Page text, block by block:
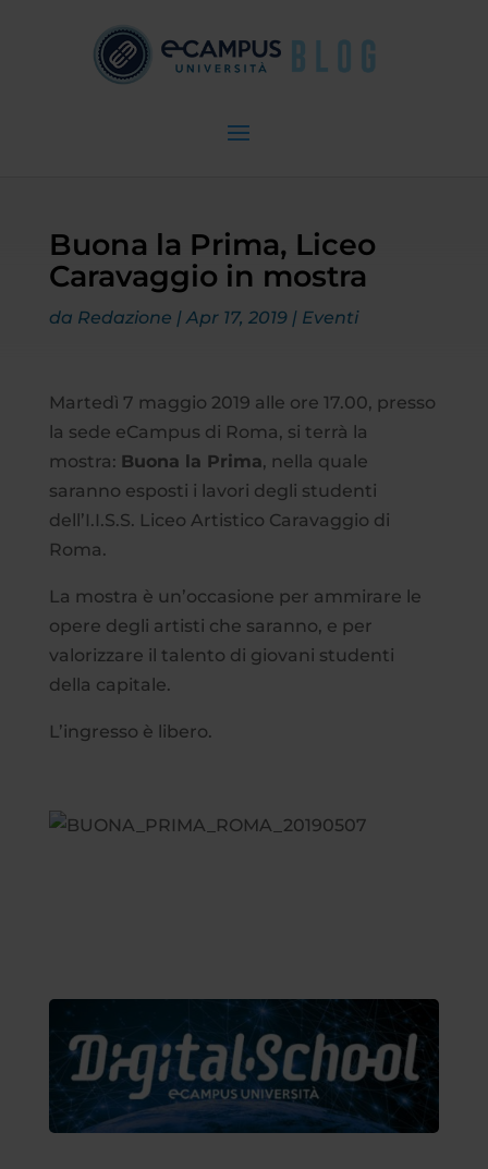
Buona la Prima, Liceo
Caravaggio in mostra
da Redazione |Apr 17, 2019| Eventi
Martedì 7 maggio 2019 alle ore 17.00, presso
la sede eCampus di Roma, si terrà la
mostra: Buona la Prima, nella quale
saranno esposti i lavori degli studenti
dell’I.I.S.S. Liceo Artistico Caravaggio di
Roma.
La mostra è un’occasione per ammirare le
opere degli artisti che saranno, e per
valorizzare il talento di giovani studenti
della capitale.
L’ingresso è libero.